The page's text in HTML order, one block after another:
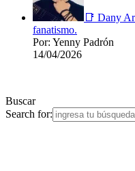
📑 Dany
fanatismo.
Por: Yenny Padrón
14/04/2026
Buscar
Search for: